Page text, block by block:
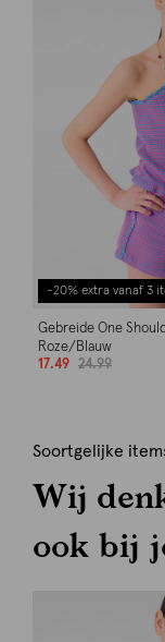
-20% extra vanaf 3
Gebreide One
Roze/Blauw
17.49
24.99
Soortgelijke
Wij
ook bij